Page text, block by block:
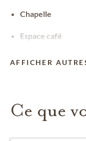
Chapelle
Espace café
AFFICHER
Ce que